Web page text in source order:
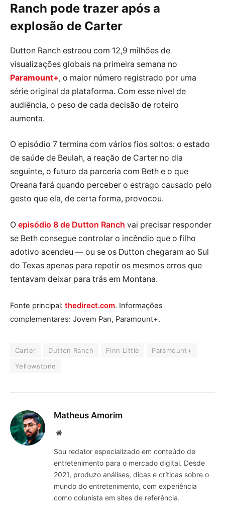
Ranch pode trazer após a
explosão de Carter
Dutton Ranch estreou com 12,9 milhões de
visualizações globais na primeira semana no
Paramount+, o maior número registrado por uma
série original da plataforma. Com esse nível de
audiência, o peso de cada decisão de roteiro
aumenta.
O episódio 7 termina com vários fios soltos: o estado
de saúde de Beulah, a reação de Carter no dia
seguinte, o futuro da parceria com Beth e o que
Oreana fará quando perceber o estrago causado pelo
gesto que ela, de certa forma, provocou.
O episódio 8 de Dutton Ranch vai precisar responder
se Beth consegue controlar o incêndio que o filho
adotivo acendeu — ou se os Dutton chegaram ao Sul
do Texas apenas para repetir os mesmos erros que
tentavam deixar para trás em Montana.
Fonte principal: thedirect.com. Informações
complementares: Jovem Pan, Paramount+.
Carter Dutton Ranch Finn Little
Paramount+
Yellowstone
Matheus Amorim
Website
Sou redator especializado em conteúdo de
entretenimento para o mercado digital. Desde
2021, produzo análises, dicas e críticas sobre o
mundo do entretenimento, com experiência
como colunista em sites de referência.